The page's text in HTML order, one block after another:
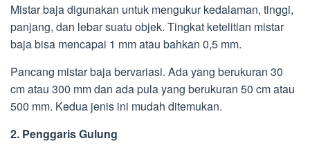
Mistar baja digunakan untuk mengukur kedalaman, tinggi,
panjang, dan lebar suatu objek. Tingkat ketelitian mistar
baja bisa mencapai 1 mm atau bahkan 0,5 mm.
Pancang mistar baja bervariasi. Ada yang berukuran 30
cm atau 300 mm dan ada pula yang berukuran 50 cm atau
500 mm. Kedua jenis ini mudah ditemukan.
2. Penggaris Gulung